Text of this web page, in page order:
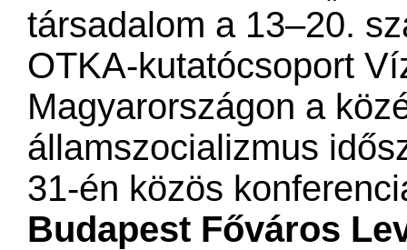
társadalom a 13–20.
OTKA-kutatócsoport
Magyarországon a
államszocializmus
31-én közös
Budapest Főváros